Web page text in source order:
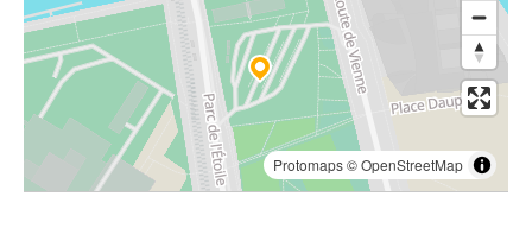
Protomaps©OpenStreetMap